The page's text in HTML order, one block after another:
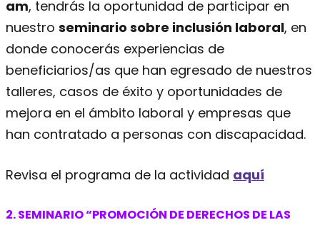
am, tendrás la oportunidad de participar en
nuestro seminario sobre inclusión laboral, en
donde conocerás experiencias de
beneficiarios/as que han egresado de nuestros
talleres, casos de éxito y oportunidades de
mejora en el ámbito laboral y empresas que
han contratado a personas con discapacidad.
Revisa el programa de la actividad aquí
2. SEMINARIO “PROMOCIÓN DE DERECHOS DE LAS